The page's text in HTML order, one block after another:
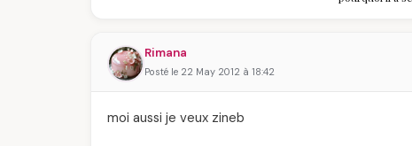
Rimana
Posté le 22 May 2012 à 18:42
moi aussi je veux zineb